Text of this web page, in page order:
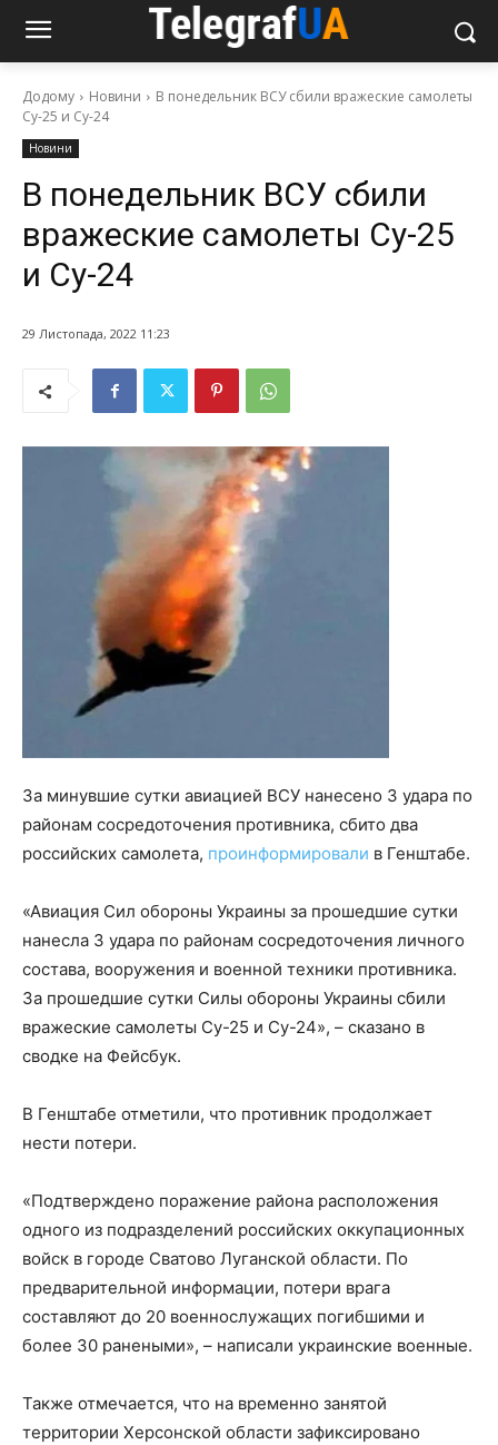
Додому Новини
В понедельник ВСУ сбили вражеские самолеты
Су-25 и Су-24
Новини
В понедельник ВСУ сбили
вражеские самолеты Су-25
и Су-24
29 Листопада, 2022 11:23
За минувшие сутки авиацией ВСУ нанесено 3 удара по
районам сосредоточения противника, сбито два
российских самолета, проинформировали в Генштабе.
«Авиация Сил обороны Украины за прошедшие сутки
нанесла 3 удара по районам сосредоточения личного
состава, вооружения и военной техники противника.
За прошедшие сутки Силы обороны Украины сбили
вражеские самолеты Су-25 и Су-24», – сказано в
сводке на Фейсбук.
В Генштабе отметили, что противник продолжает
нести потери.
«Подтверждено поражение района расположения
одного из подразделений российских оккупационных
войск в городе Сватово Луганской области. По
предварительной информации, потери врага
составляют до 20 военнослужащих погибшими и
более 30 ранеными», – написали украинские военные.
Также отмечается, что на временно занятой
территории Херсонской области зафиксировано